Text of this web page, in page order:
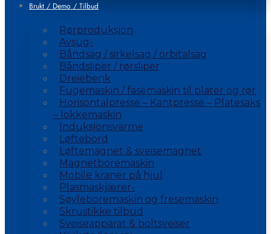
Brukt / Demo / Tilbud
Rørproduksjon
Avsug-
Båndsag / sirkelsag / orbitalsag
Båndsliper / rørsliper
Dreiebenk
Fugemaskin / fasemaskin til plater og rør
Horisontalpresse – Kantpresse – Platesaks
– lokkemaskin
Induksjonsvarme
Løftebord
Løftemagnet & sveisemagnet
Magnetboremaskin
Mobile kraner på hjul
Plasmaskjærer-
Søyleboremaskin og fresemaskin
Skrustikke tilbud
Sveiseapparat & boltsveiser